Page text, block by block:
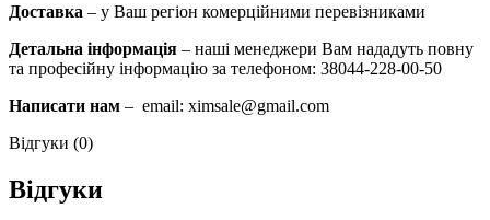
Доставка – у Ваш регіон комерційними перевізниками
Детальна інформація – наші менеджери Вам нададуть повну
та професійну інформацію за телефоном: 38044-228-00-50
Написати нам – email: ximsale@gmail.com
Відгуки (0)
Відгуки